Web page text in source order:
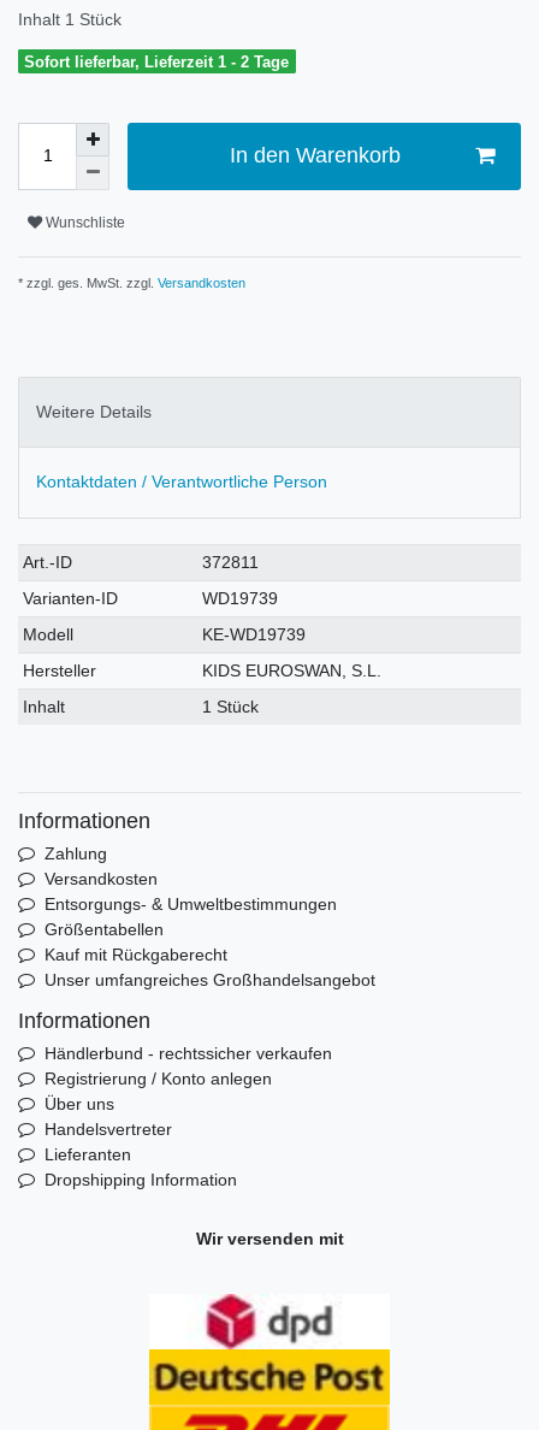
Inhalt 1 Stück
Sofort lieferbar, Lieferzeit 1 - 2 Tage
In den Warenkorb
Wunschliste
* zzgl. ges. MwSt. zzgl. Versandkosten
Weitere Details
Kontaktdaten / Verantwortliche Person
Technisches
Merkmal
Wert
Art.-ID
372811
Varianten-ID
WD19739
Modell
KE-WD19739
Hersteller
KIDS EUROSWAN, S.L.
Inhalt
1 Stück
Informationen
Zahlung
Versandkosten
Entsorgungs- & Umweltbestimmungen
Größentabellen
Kauf mit Rückgaberecht
Unser umfangreiches Großhandelsangebot
Informationen
Händlerbund - rechtssicher verkaufen
Registrierung / Konto anlegen
Über uns
Handelsvertreter
Lieferanten
Dropshipping Information
Wir versenden mit